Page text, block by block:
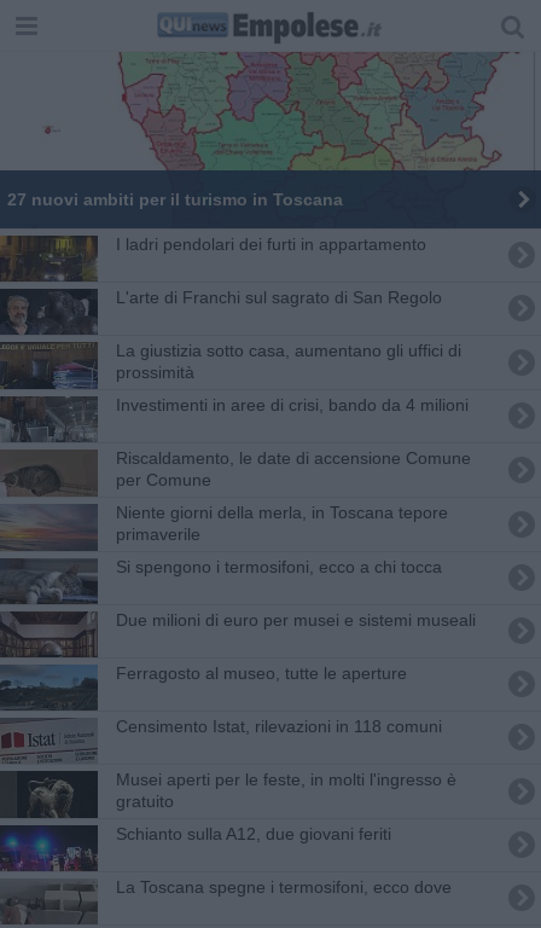
27 nuovi ambiti per il turismo in Toscana
I ladri pendolari dei furti in appartamento
L'arte di Franchi sul sagrato di San Regolo
La giustizia sotto casa, aumentano gli uffici di
prossimità
Investimenti in aree di crisi, bando da 4 milioni
Riscaldamento, le date di accensione Comune
per Comune
Niente giorni della merla, in Toscana tepore
primaverile
Si spengono i termosifoni, ecco a chi tocca
Due milioni di euro per musei e sistemi museali
Ferragosto al museo, tutte le aperture
Censimento Istat, rilevazioni in 118 comuni
Musei aperti per le feste, in molti l'ingresso è
gratuito
Schianto sulla A12, due giovani feriti
La Toscana spegne i termosifoni, ecco dove